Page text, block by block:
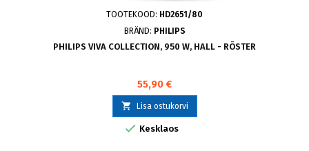
TOOTEKOOD: HD2651/80
BRÄND: PHILIPS
PHILIPS VIVA COLLECTION, 950 W, HALL - RÖSTER
55,90 €
 Lisa ostukorvi
 Kesklaos